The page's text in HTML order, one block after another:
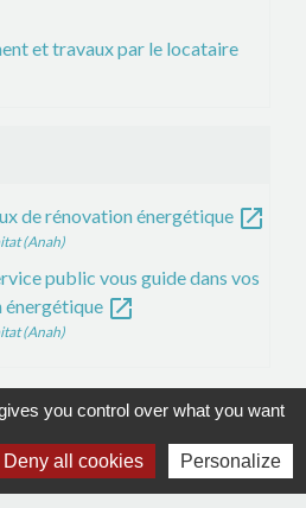
et travaux par le locataire
de rénovation énergétique open_in_new
(Anah)
public vous guide dans vos
énergétique open_in_new
(Anah)
une erreur sur cette page
you control over what you want
Deny all cookies Personalize